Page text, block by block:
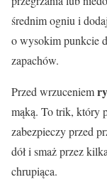
średnim ogniu i
o wysokim punkcie
zapachów.
Przed wrzuceniem
mąką. To trik, który
zabezpieczy przed
dół i smaż przez
chrupiąca.